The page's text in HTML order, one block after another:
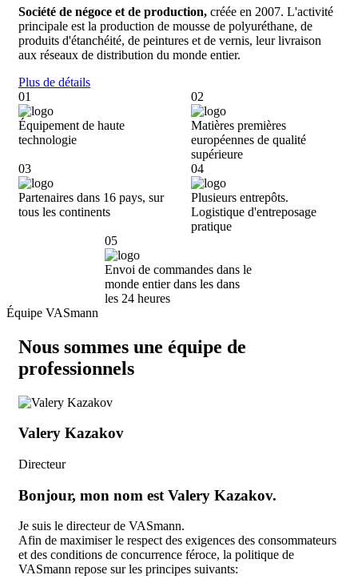
Société de négoce et de production, créée en 2007. L'activité
principale est la production de mousse de polyuréthane, de
produits d'étanchéité, de peintures et de vernis, leur livraison
aux réseaux de distribution du monde entier.
Plus de détails
01
Équipement de haute
technologie
02
Matières premières
européennes de qualité
supérieure
03
Partenaires dans 16 pays, sur
tous les continents
04
Plusieurs entrepôts.
Logistique d'entreposage
pratique
05
Envoi de commandes dans le
monde entier dans les dans
les 24 heures
Équipe VASmann
Nous sommes une équipe de
professionnels
Valery Kazakov
Directeur
Bonjour, mon nom est Valery Kazakov.
Je suis le directeur de VASmann.
Afin de maximiser le respect des exigences des consommateurs
et des conditions de concurrence féroce, la politique de
VASmann repose sur les principes suivants: